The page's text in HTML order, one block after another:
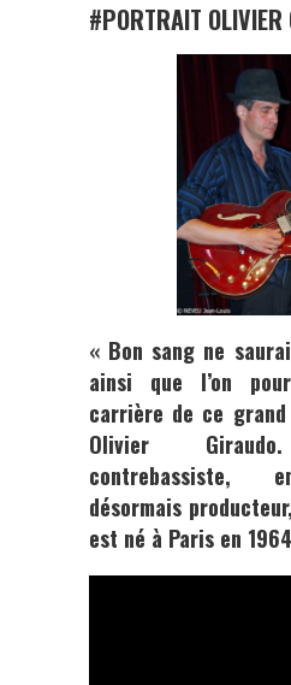
#PORTRAIT OLIVIER
« Bon sang ne
ainsi que l’on
carrière de ce grand
Olivier Giraudo
contrebassiste,
désormais
est né à Paris en